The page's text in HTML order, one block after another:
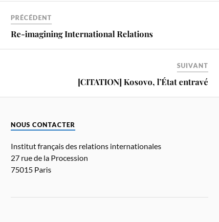
PRÉCÉDENT
Re-imagining International Relations
SUIVANT
[CITATION] Kosovo, l’État entravé
NOUS CONTACTER
Institut français des relations internationales
27 rue de la Procession
75015 Paris